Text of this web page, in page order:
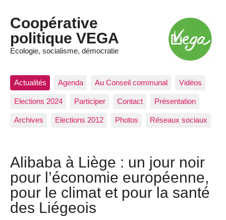
Coopérative
politique VEGA
Ecologie, socialisme, démocratie
Actualités Agenda Au Conseil communal Vidéos
Elections 2024 Participer Contact Présentation
Archives Elections 2012 Photos Réseaux sociaux
Alibaba à Liège : un jour noir
pour l’économie européenne,
pour le climat et pour la santé
des Liégeois